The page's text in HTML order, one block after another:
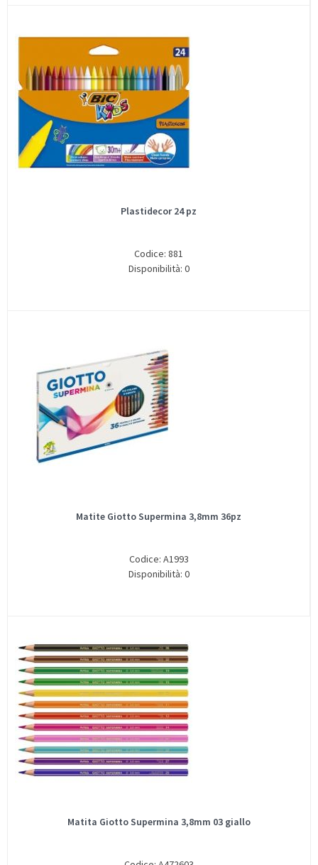
Plastidecor 24 pz
Codice: 881
Disponibilità: 0
Matite Giotto Supermina 3,8mm 36pz
Codice: A1993
Disponibilità: 0
Matita Giotto Supermina 3,8mm 03 giallo